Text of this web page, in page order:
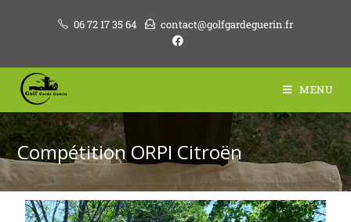
06 72 17 35 64 contact@golfgardeguerin.fr
MENU
Compétition ORPI Citroën